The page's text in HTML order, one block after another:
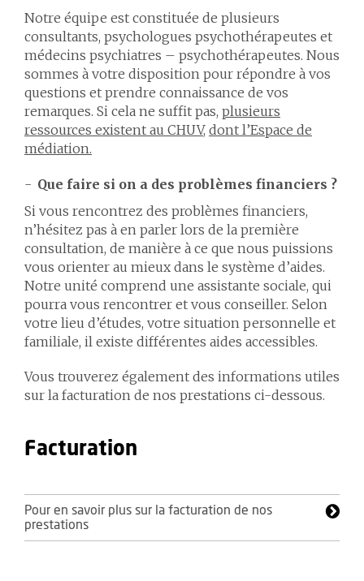
Notre équipe est constituée de plusieurs
consultants, psychologues psychothérapeutes et
médecins psychiatres – psychothérapeutes. Nous
sommes à votre disposition pour répondre à vos
questions et prendre connaissance de vos
remarques. Si cela ne suffit pas, plusieurs
ressources existent au CHUV, dont l’Espace de
médiation.
Que faire si on a des problèmes financiers ?
Si vous rencontrez des problèmes financiers,
n’hésitez pas à en parler lors de la première
consultation, de manière à ce que nous puissions
vous orienter au mieux dans le système d’aides.
Notre unité comprend une assistante sociale, qui
pourra vous rencontrer et vous conseiller. Selon
votre lieu d’études, votre situation personnelle et
familiale, il existe différentes aides accessibles.
Vous trouverez également des informations utiles
sur la facturation de nos prestations ci-dessous.
Facturation
Pour en savoir plus sur la facturation de nos
prestations